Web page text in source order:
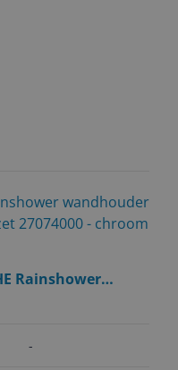
Rainshower
-